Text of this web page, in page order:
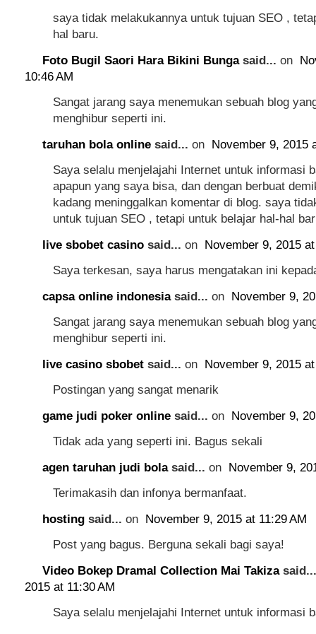
saya tidak melakukannya untuk tujuan SEO ,
hal baru.
Foto Bugil Saori Hara Bikini Bungasaid... on
10:46 AM
Sangat jarang saya menemukan sebuah blog
menghibur seperti ini.
taruhan bola online said... on November 9, 2015
Saya selalu menjelajahi Internet untuk informasi
apapun yang saya bisa, dan dengan berbuat
kadang meninggalkan komentar di blog. saya
untuk tujuan SEO , tetapi untuk belajar hal-hal
live sbobet casino said... on November 9, 2015
Saya terkesan, saya harus mengatakan ini
capsa online indonesiasaid... on November 9,
Sangat jarang saya menemukan sebuah blog
menghibur seperti ini.
live casino sbobet said... on November 9, 2015
Postingan yang sangat menarik
game judi poker online said... on November 9,
Tidak ada yang seperti ini. Bagus sekali
agen taruhan judi bolasaid... on November 9,
Terimakasih dan infonya bermanfaat.
hosting said... on November 9, 2015 at 11:29 AM
Post yang bagus. Berguna sekali bagi saya!
Video Bokep Dramal Collection Mai Takiza
2015 at 11:30 AM
Saya selalu menjelajahi Internet untuk informasi